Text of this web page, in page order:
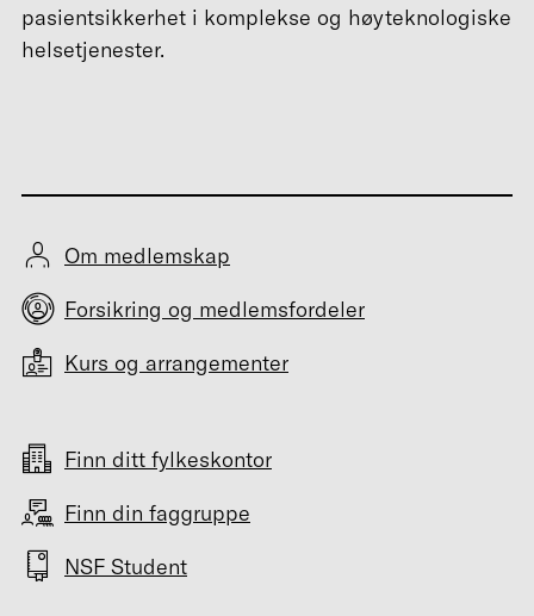
pasientsikkerhet i komplekse og høyteknologiske
helsetjenester.
Om medlemskap
Forsikring og medlemsfordeler
Kurs og arrangementer
Finn ditt fylkeskontor
Finn din faggruppe
NSF Student